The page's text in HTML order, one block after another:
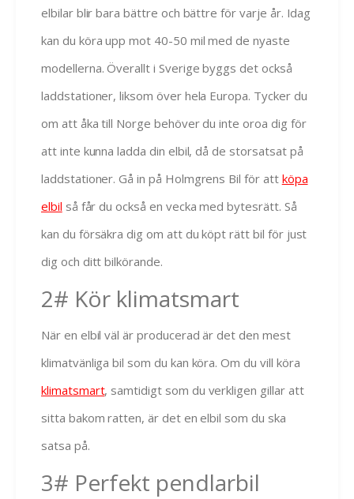
elbilar blir bara bättre och bättre för varje år. Idag
kan du köra upp mot 40-50 mil med de nyaste
modellerna. Överallt i Sverige byggs det också
laddstationer, liksom över hela Europa. Tycker du
om att åka till Norge behöver du inte oroa dig för
att inte kunna ladda din elbil, då de storsatsat på
laddstationer. Gå in på Holmgrens Bil för att köpa
elbil så får du också en vecka med bytesrätt. Så
kan du försäkra dig om att du köpt rätt bil för just
dig och ditt bilkörande.
2# Kör klimatsmart
När en elbil väl är producerad är det den mest
klimatvänliga bil som du kan köra. Om du vill köra
klimatsmart, samtidigt som du verkligen gillar att
sitta bakom ratten, är det en elbil som du ska
satsa på.
3# Perfekt pendlarbil